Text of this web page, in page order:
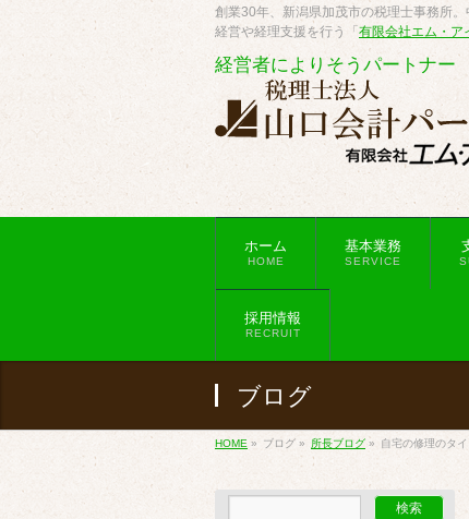
創業30年、新潟県加茂市の税理士事務所
経営や経理支援を行う「 有限会社エム・ア
経営者によりそうパートナー
ホーム
HOME
基本業務
SERVICE
採用情報
RECRUIT
ブログ
HOME » ブログ » 所長ブログ » 自宅の修理のタイ